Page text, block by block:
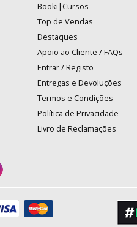
Booki|Cursos
Top de Vendas
Destaques
Apoio ao Cliente / FAQs
Entrar / Registo
Entregas e Devoluções
Termos e Condições
Política de Privacidade
Livro de Reclamações